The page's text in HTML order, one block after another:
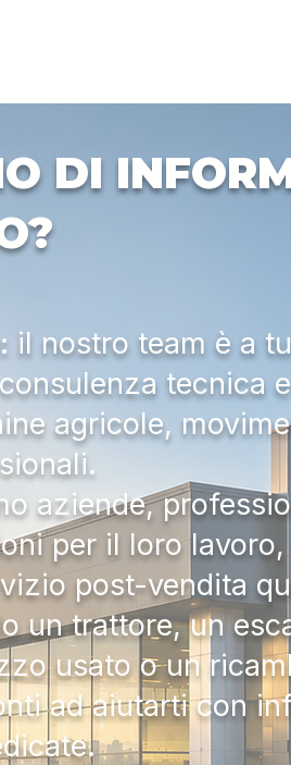
DI
il nostro team è a
tecnica
agricole,
aziende,
per il loro
post-vendita
un trattore, un
usato o un
ad aiutarti con